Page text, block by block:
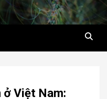
ở Việt Nam: